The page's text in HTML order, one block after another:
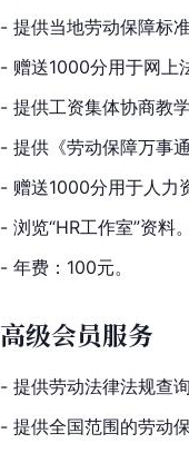
- 提供当地劳动保障标
- 赠送1000分用于网上
- 提供工资集体协商教
- 提供《劳动保障万事
- 赠送1000分用于人力
- 浏览“HR工作室”资料
- 年费：100元。
高级会员服务
- 提供劳动法律法规查
- 提供全国范围的劳动